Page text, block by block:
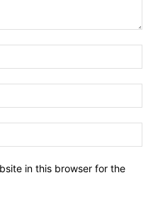
in this browser for the